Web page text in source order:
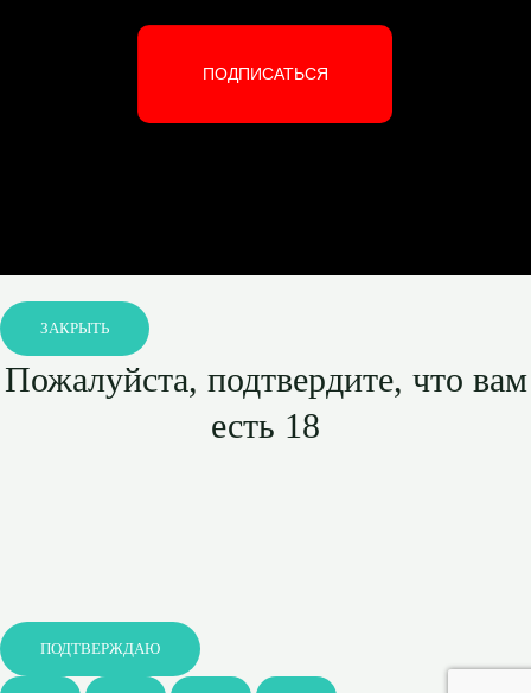
ПОДПИСАТЬСЯ
ЗАКРЫТЬ
Пожалуйста, подтвердите, что вам
есть 18
ПОДТВЕРЖДАЮ